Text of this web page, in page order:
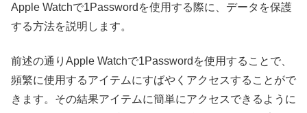
Apple Watchで1Passwordを使用する際に、データを保護
する方法を説明します。
前述の通りApple Watchで1Passwordを使用することで、
頻繁に使用するアイテムにすばやくアクセスすることがで
きます。その結果アイテムに簡単にアクセスできるように